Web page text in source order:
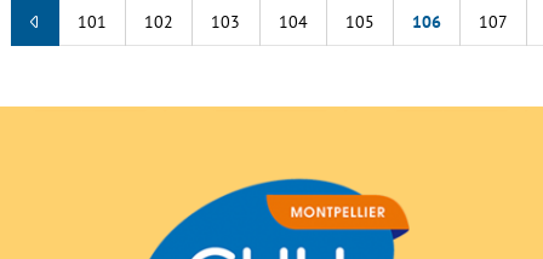
101 102 103 104 105 106 107